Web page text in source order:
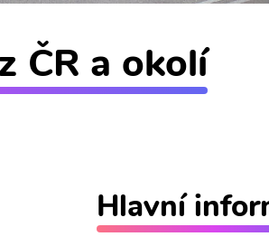
ČR a okolí
Hlavní